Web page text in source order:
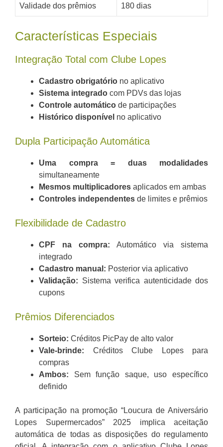
Validade dos prêmios 180 dias
Características Especiais
Integração Total com Clube Lopes
Cadastro obrigatório no aplicativo
Sistema integrado com PDVs das lojas
Controle automático de participações
Histórico disponível no aplicativo
Dupla Participação Automática
Uma compra = duas modalidades
simultaneamente
Mesmos multiplicadores aplicados em ambas
Controles independentes de limites e prêmios
Flexibilidade de Cadastro
CPF na compra: Automático via sistema
integrado
Cadastro manual: Posterior via aplicativo
Validação: Sistema verifica autenticidade dos
cupons
Prêmios Diferenciados
Sorteio: Créditos PicPay de alto valor
Vale-brinde: Créditos Clube Lopes para
compras
Ambos: Sem função saque, uso específico
definido
A participação na promoção “Loucura de Aniversário
Lopes Supermercados” 2025 implica aceitação
automática de todas as disposições do regulamento